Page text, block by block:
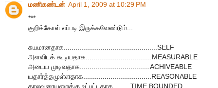
மணிகண்டன் April 1, 2009 at 10:29 PM
***
குறிக்கோள் எப்படி இருக்கவேண்டும்...
சுயமானதாக................................................SELF
அளவிடக் கூடியதாக..................................MEASURABLE
அடைய முடிவதாக....................................ACHIVEABLE
யதார்த்தமுள்ளதாக...................................REASONABLE
காலவரையறைக்கு உட்பட்டதாக.........TIME BOUNDED